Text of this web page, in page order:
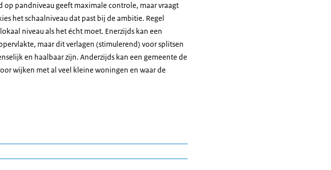
pandniveau geeft maximale controle, maar vraagt
het schaalniveau dat past bij de ambitie. Regel
niveau als het écht moet. Enerzijds kan een
maar dit verlagen (stimulerend) voor splitsen
en haalbaar zijn. Anderzijds kan een gemeente de
wijken met al veel kleine woningen en waar de
zelfstandige woningen er maximaal op één perceel of